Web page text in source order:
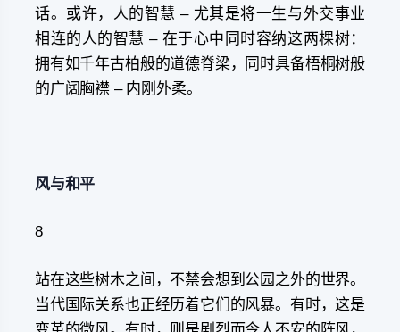
话。或许，人的智慧 – 尤其是将一生与外交事业
相连的人的智慧 – 在于心中同时容纳这两棵树：
拥有如千年古柏般的道德脊梁，同时具备梧桐树般
的广阔胸襟 – 内刚外柔。
风与和平
8
站在这些树木之间，不禁会想到公园之外的世界。
当代国际关系也正经历着它们的风暴。有时，这是